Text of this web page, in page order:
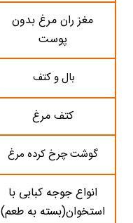
مغز ران مرغ بدون
پوست
بال و کتف
کتف مرغ
گوشت چرخ کرده مرغ
انواع جوجه کبابی با
استخوان(بسته به طعم)